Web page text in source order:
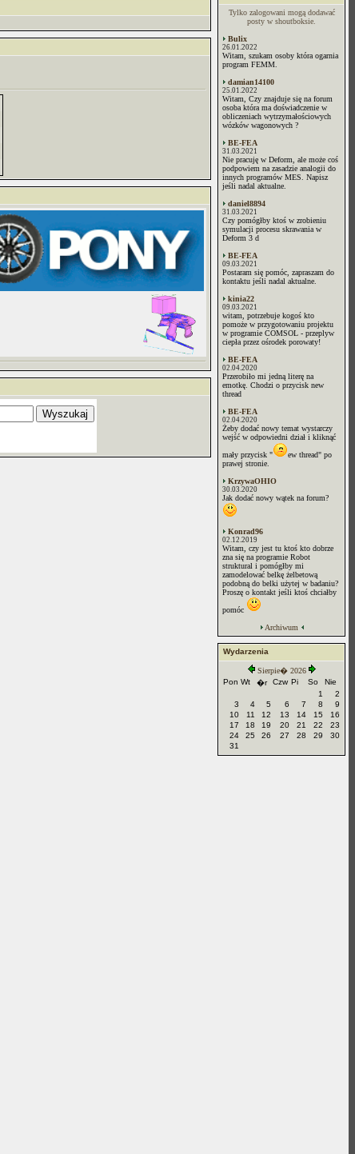
Tylko zalogowani mogą dodawać
posty w shoutboksie.
Bulix
26.01.2022
Witam, szukam osoby która ogarnia
program FEMM.
damian14100
25.01.2022
Witam, Czy znajduje się na forum
osoba która ma doświadczenie w
obliczeniach wytrzymałościowych
wózków wagonowych ?
BE-FEA
31.03.2021
Nie pracuję w Deform, ale może coś
podpowiem na zasadzie analogii do
innych programów MES. Napisz
jeśli nadal aktualne.
daniel8894
31.03.2021
Czy pomógłby ktoś w zrobieniu
symulacji procesu skrawania w
Deform 3 d
BE-FEA
09.03.2021
Postaram się pomóc, zapraszam do
kontaktu jeśli nadal aktualne.
kinia22
09.03.2021
witam, potrzebuje kogoś kto
pomoże w przygotowaniu projektu
w programie COMSOL - przeplyw
ciepła przez ośrodek porowaty!
BE-FEA
02.04.2020
Przerobiło mi jedną literę na
emotkę. Chodzi o przycisk new
thread
BE-FEA
02.04.2020
Żeby dodać nowy temat wystarczy
wejść w odpowiedni dział i kliknąć
mały przycisk "
ew thread" po
prawej stronie.
KrzywaOHIO
30.03.2020
Jak dodać nowy wątek na forum?
Konrad96
02.12.2019
Witam, czy jest tu ktoś kto dobrze
zna się na programie Robot
struktural i pomógłby mi
zamodelować belkę żelbetową
podobną do belki użytej w badaniu?
Proszę o kontakt jeśli ktoś chciałby
pomóc
Archiwum
Wydarzenia
Sierpie� 2026
Pon Wt �r Czw Pi So
Nie
1
2
3
4 5 6 7 8
9
10
11 12 13 14 15
16
17
18 19 20 21 22
23
24
25 26 27 28 29
30
31